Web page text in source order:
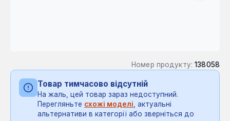
Номер продукту: 138058
Товар тимчасово відсутній
На жаль, цей товар зараз недоступний.
Перегляньте схожі моделі, актуальні
альтернативи в категорії або зверніться до